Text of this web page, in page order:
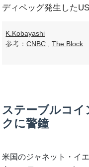
ディペッグ発生した
K.Kobayashi
参考：CNBC ,The Block
ステーブルコイ
クに警鐘
米国のジャネット・イ